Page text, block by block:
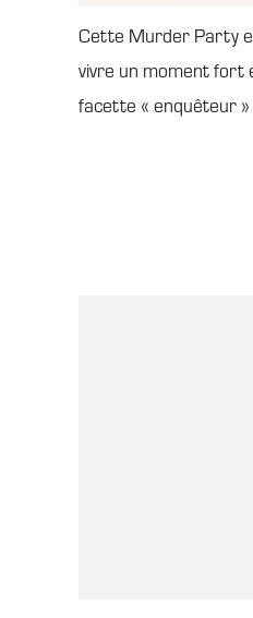
Cette Murder Party
vivre un moment fort
facette « enquêteur